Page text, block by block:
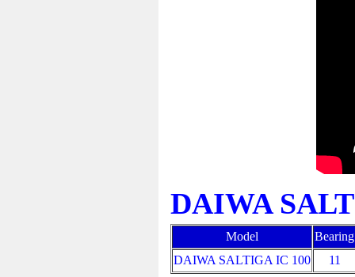
DAIWA
Model
Bearing
DAIWA SALTIGA IC 100
11